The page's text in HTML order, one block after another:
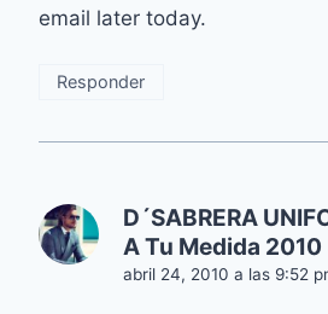
email later today.
Responder
D´SABRERA
A Tu Medida 2010
abril 24, 2010 a las 9:52